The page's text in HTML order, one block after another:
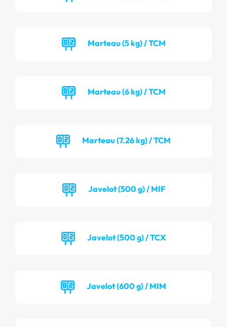
Marteau (5 kg) / TCM
Marteau (6 kg) / TCM
Marteau (7.26 kg) / TCM
Javelot (500 g) / MIF
Javelot (500 g) / TCX
Javelot (600 g) / MIM